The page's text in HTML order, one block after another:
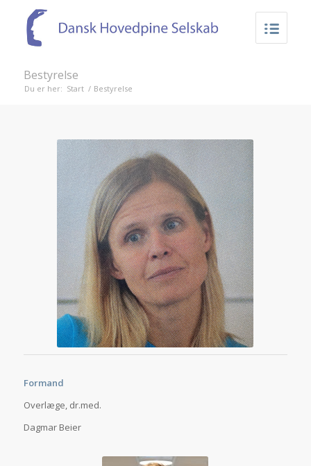
Bestyrelse
Du er her: Start / Bestyrelse
Formand
Overlæge, dr.med.
Dagmar Beier